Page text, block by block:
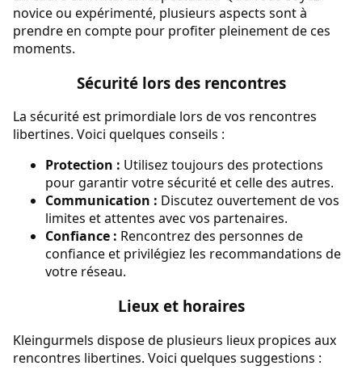
novice ou expérimenté, plusieurs aspects sont à
prendre en compte pour profiter pleinement de ces
moments.
Sécurité lors des rencontres
La sécurité est primordiale lors de vos rencontres
libertines. Voici quelques conseils :
Protection : Utilisez toujours des protections
pour garantir votre sécurité et celle des autres.
Communication : Discutez ouvertement de vos
limites et attentes avec vos partenaires.
Confiance : Rencontrez des personnes de
confiance et privilégiez les recommandations de
votre réseau.
Lieux et horaires
Kleingurmels dispose de plusieurs lieux propices aux
rencontres libertines. Voici quelques suggestions :